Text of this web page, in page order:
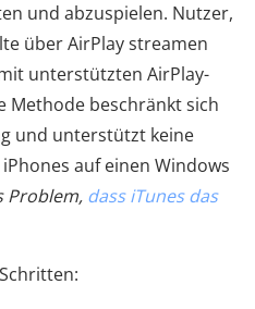
und abzuspielen. Nutzer,
über AirPlay streamen
unterstützten AirPlay-
Methode beschränkt sich
und unterstützt keine
auf einen Windows
Problem, dass iTunes das